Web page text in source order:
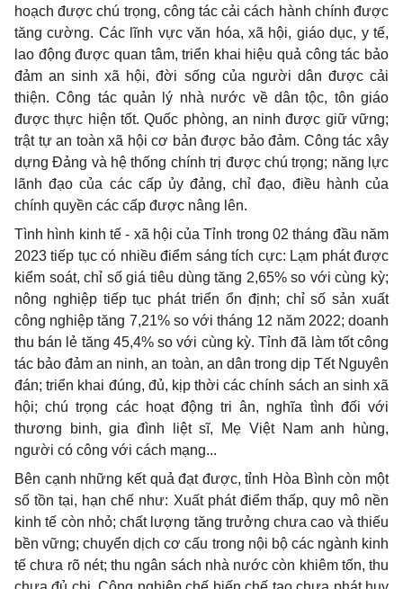
hoạch được chú trọng, công tác cải cách hành chính được
tăng cường. Các lĩnh vực văn hóa, xã hội, giáo dục, y tế,
lao động được quan tâm, triển khai hiệu quả công tác bảo
đảm an sinh xã hội, đời sống của người dân được cải
thiện. Công tác quản lý nhà nước về dân tộc, tôn giáo
được thực hiện tốt. Quốc phòng, an ninh được giữ vững;
trật tự an toàn xã hội cơ bản được bảo đảm. Công tác xây
dựng Đảng và hệ thống chính trị được chú trọng; năng lực
lãnh đạo của các cấp ủy đảng, chỉ đạo, điều hành của
chính quyền các cấp được nâng lên.
Tình hình kinh tế - xã hội của Tỉnh trong 02 tháng đầu năm
2023 tiếp tục có nhiều điểm sáng tích cực: Lạm phát được
kiểm soát, chỉ số giá tiêu dùng tăng 2,65% so với cùng kỳ;
nông nghiệp tiếp tục phát triển ổn định; chỉ số sản xuất
công nghiệp tăng 7,21% so với tháng 12 năm 2022; doanh
thu bán lẻ tăng 45,4% so với cùng kỳ. Tỉnh đã làm tốt công
tác bảo đảm an ninh, an toàn, an dân trong dịp Tết Nguyên
đán; triển khai đúng, đủ, kịp thời các chính sách an sinh xã
hội; chú trọng các hoạt động tri ân, nghĩa tình đối với
thương binh, gia đình liệt sĩ, Mẹ Việt Nam anh hùng,
người có công với cách mạng...
Bên cạnh những kết quả đạt được, tỉnh Hòa Bình còn một
số tồn tại, hạn chế như: Xuất phát điểm thấp, quy mô nền
kinh tế còn nhỏ; chất lượng tăng trưởng chưa cao và thiếu
bền vững; chuyển dịch cơ cấu trong nội bộ các ngành kinh
tế chưa rõ nét; thu ngân sách nhà nước còn khiêm tốn, thu